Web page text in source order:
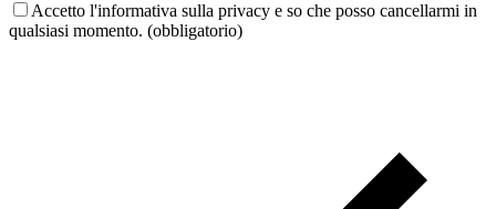
Accetto l'informativa sulla privacy e so che posso cancellarmi in
qualsiasi momento. (obbligatorio)